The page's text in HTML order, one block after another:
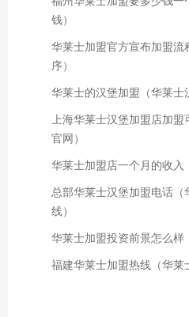
钱）
华莱士加盟官方宣布加盟
序）
华莱士的汉堡加盟（华莱士
上海华莱士汉堡加盟店加
官网）
华莱士加盟店一个月的收入
总部华莱士汉堡加盟电话
线）
华莱士加盟投资前景怎么样
福建华莱士加盟热线（华莱